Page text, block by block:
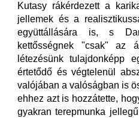
Kutasy rákérdezett a
jellemek és a
együttállására is, s
kettősségnek "csak" az
létezésünk tulajdonképp
értetődő és végtelenül
valójában a valóságban is
ehhez azt is hozzátette,
gyakran terepmunka